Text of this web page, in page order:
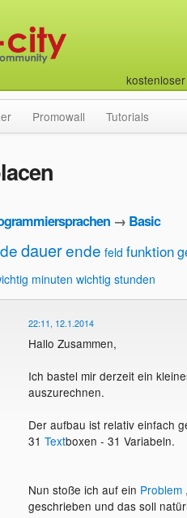
Promowall Tutorials
→ Basic
dauerende feld funktion
minuten wichtig stunden
22:11, 12.1.2014
Hallo Zusammen,
Ich bastel mir derzeit ein
auszurechnen.
Der aufbau ist relativ einfach
31 Textboxen - 31 Variabeln.
Nun stoße ich auf ein Problem
geschrieben und das soll